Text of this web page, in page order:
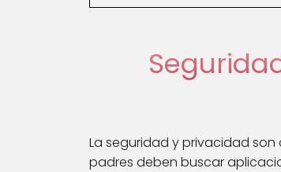
La seguridad y privacidad
padres deben buscar